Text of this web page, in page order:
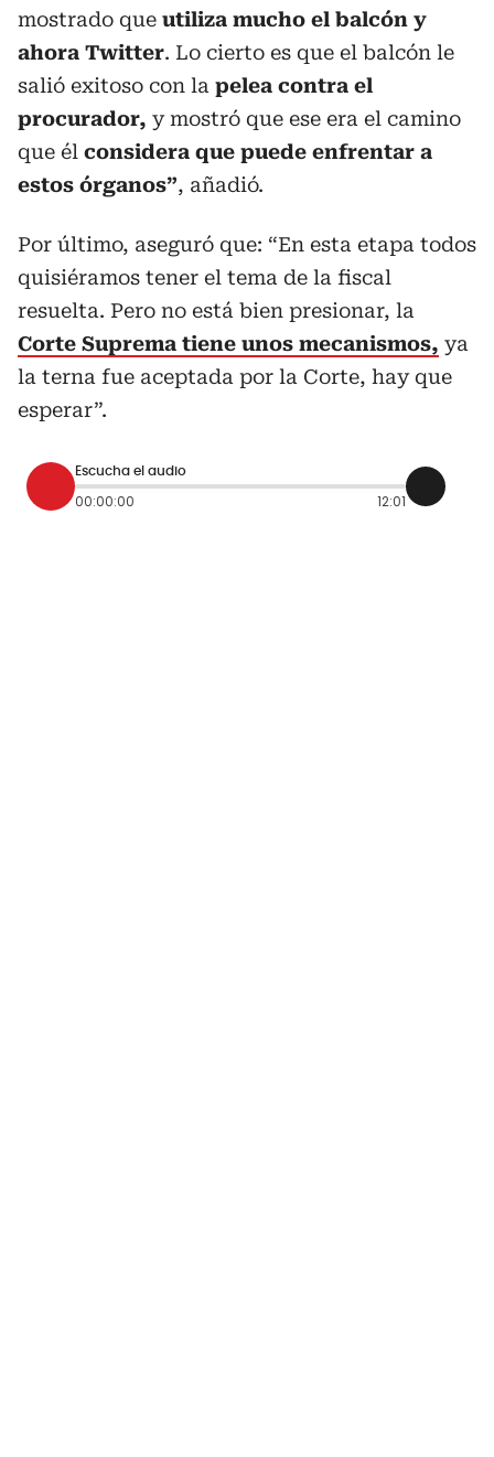
mostrado que utiliza mucho el balcón y
ahora Twitter. Lo cierto es que el balcón le
salió exitoso con la pelea contra el
procurador, y mostró que ese era el camino
que él considera que puede enfrentar a
estos órganos”, añadió.
Por último, aseguró que: “En esta etapa todos
quisiéramos tener el tema de la fiscal
resuelta. Pero no está bien presionar, la
Corte Suprema tiene unos mecanismos, ya
la terna fue aceptada por la Corte, hay que
esperar”.
Escucha el audio
00:00:00 12:01